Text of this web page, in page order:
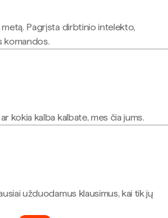
Pagrįsta dirbtinio intelekto,
komandos.
kokia kalba kalbate, mes čia jums.
užduodamus klausimus, kai tik jų